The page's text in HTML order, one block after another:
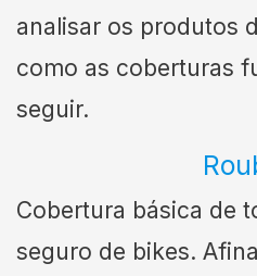
analisar os produtos
como as coberturas
seguir.
Cobertura básica de
seguro de bikes.